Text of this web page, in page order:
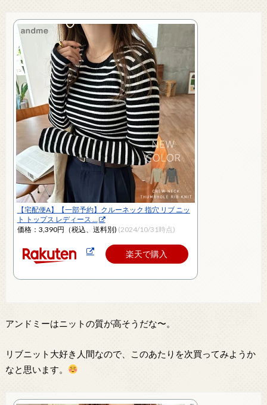
【宅配便A】【一部予約】クルーネック 指穴 リブ ニッ
ト トップス レディース …
価格：3,390円（税込、送料別) (2024/10/31時点)
楽天で購入
アンドミーはニットの質が高そうだな〜。
リブニット大好き人間なので、このあたりを次買ってみようか
なと思います。